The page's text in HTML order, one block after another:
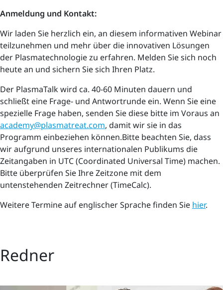
Anmeldung und Kontakt:
Wir laden Sie herzlich ein, an diesem informativen Webinar
teilzunehmen und mehr über die innovativen Lösungen
der Plasmatechnologie zu erfahren. Melden Sie sich noch
heute an und sichern Sie sich Ihren Platz.
Der PlasmaTalk wird ca. 40-60 Minuten dauern und
schließt eine Frage- und Antwortrunde ein. Wenn Sie eine
spezielle Frage haben, senden Sie diese bitte im Voraus an
academy@plasmatreat.com, damit wir sie in das
Programm einbeziehen können.Bitte beachten Sie, dass
wir aufgrund unseres internationalen Publikums die
Zeitangaben in UTC (Coordinated Universal Time) machen.
Bitte überprüfen Sie Ihre Zeitzone mit dem
untenstehenden Zeitrechner (TimeCalc).
Weitere Termine auf englischer Sprache finden Sie hier.
Redner